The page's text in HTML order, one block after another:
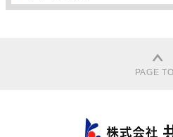
PAGE